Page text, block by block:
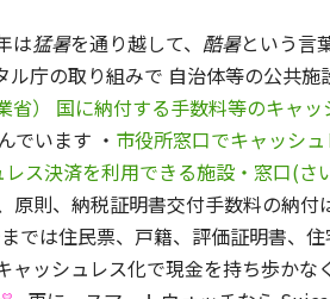
は猛暑を通り越して、 酷暑という言
庁の取り組みで 自治体等の公共施
）
国に納付する手数料等のキャ
でいます ・ 市役所窓口でキャッシ
ス決済を利用できる施設・窓口(さ
則、納税証明書交付手数料の納付
では住民票、戸籍、評価証明書、
ッシュレス化で現金を持ち歩かな